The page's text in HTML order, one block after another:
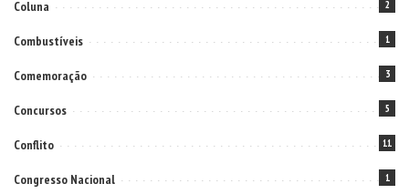
Coluna 2
Combustíveis 1
Comemoração 3
Concursos 5
Conflito 11
Congresso Nacional 1